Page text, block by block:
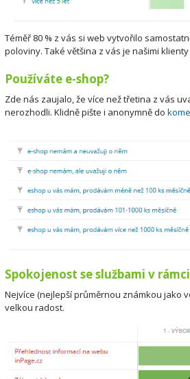
Téměř 80 % z vás si web vytvořilo
poloviny. Také většina z vás je našimi
Používáte e-shop?
Zde nás zaujalo, že více než třetina z vás
nerozhodli. Klidně pište i anonymně do
Spokojenost se službami v
Nejvíce (nejlepší průměrnou známkou jako
velkou radost.